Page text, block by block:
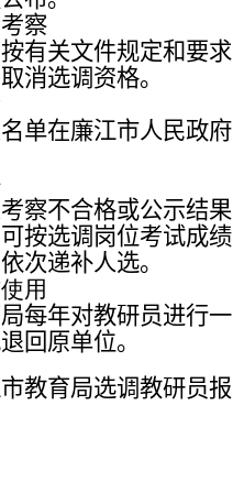
察
有关文件规定和要
消选调资格。
单在廉江市人民政
察不合格或公示结
可按选调岗位考试成
次递补人选。
用
每年对教研员进行
回原单位。
教育局选调教研员